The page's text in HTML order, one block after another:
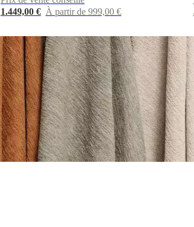
1.449,00 € À partir de 999,00 €